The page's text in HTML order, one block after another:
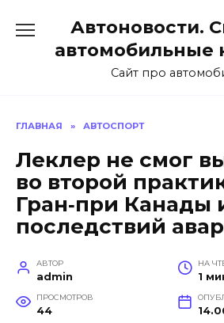
содержанию
Автоновости.
автомобильные
Сайт про
ГЛАВНАЯ » АВТОСПОРТ
Леклер не смог
во второй
Гран‑при Канады
последствий
АВТОР
admin
НА
1
ПРОСМОТРОВ
44